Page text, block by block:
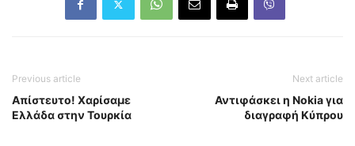
Previous article
Απίστευτο! Χαρίσαμε
Ελλάδα στην Τουρκία
Next article
Αντιφάσκει η Νokia για
διαγραφή Κύπρου